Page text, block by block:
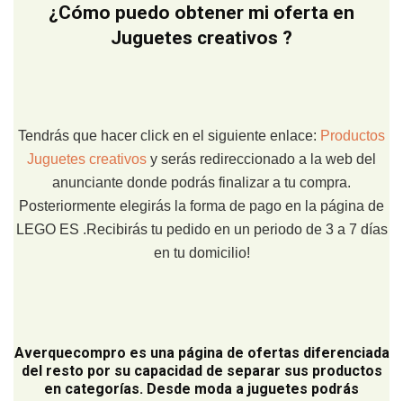
¿Cómo puedo obtener mi oferta en
Juguetes creativos ?
Tendrás que hacer click en el siguiente enlace: Productos
Juguetes creativos y serás redireccionado a la web del
anunciante donde podrás finalizar a tu compra.
Posteriormente elegirás la forma de pago en la página de
LEGO ES .Recibirás tu pedido en un periodo de 3 a 7 días
en tu domicilio!
Averquecompro es una página de ofertas diferenciada
del resto por su capacidad de separar sus productos
en categorías. Desde moda a juguetes podrás